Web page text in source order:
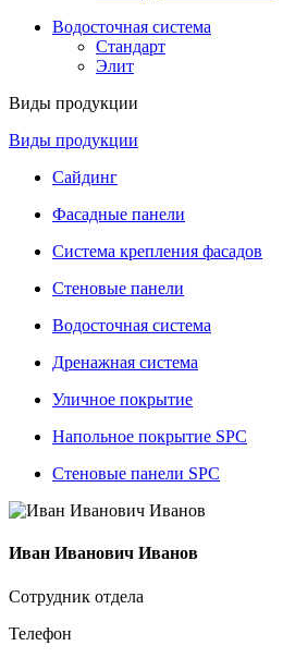
Водосточная система
Стандарт
Элит
Виды продукции
Виды продукции
Сайдинг
Фасадные панели
Система крепления фасадов
Стеновые панели
Водосточная система
Дренажная система
Уличное покрытие
Напольное покрытие SPC
Стеновые панели SPC
Иван Иванович Иванов
Сотрудник отдела
Телефон